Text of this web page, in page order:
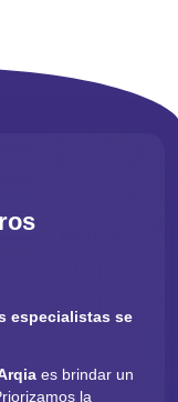
especialistas se
es brindar un
la